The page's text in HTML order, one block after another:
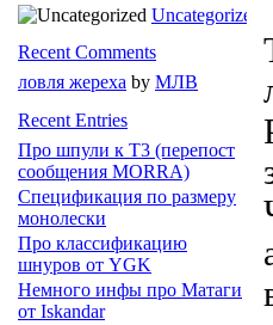
Uncategorized
Recent Comments
ловля жереха by МЛВ
Recent Entries
Про шпули к Т3 (перепост
сообщения MORRA)
Спецификация по размеру
монолески
Про классификацию
шнуров от YGK
Немного инфы про Матаги
от Iskandar